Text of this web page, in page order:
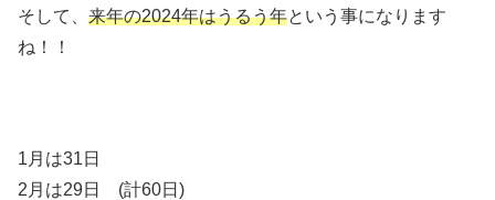
そして、 来年の2024年はうるう年という事になります
ね！！
1月は31日
2月は29日 (計60日)